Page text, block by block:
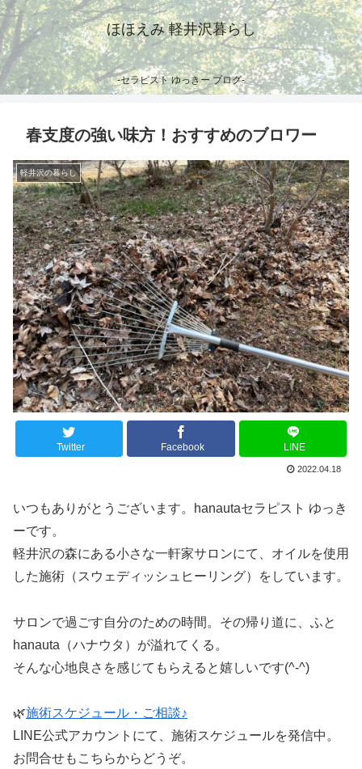
ほほえみ 軽井沢暮らし
-セラピスト ゆっきー ブログ-
春支度の強い味方！おすすめのブロワー
軽井沢の暮らし
Twitter Facebook LINE
2022.04.18
いつもありがとうございます。hanautaセラピスト ゆっき
ーです。
軽井沢の森にある小さな一軒家サロンにて、オイルを使用
した施術（スウェディッシュヒーリング）をしています。
サロンで過ごす自分のための時間。その帰り道に、ふと
hanauta（ハナウタ）が溢れてくる。
そんな心地良さを感じてもらえると嬉しいです(^-^)
🌿施術スケジュール・ご相談♪
LINE公式アカウントにて、施術スケジュールを発信中。
お問合せもこちらからどうぞ。